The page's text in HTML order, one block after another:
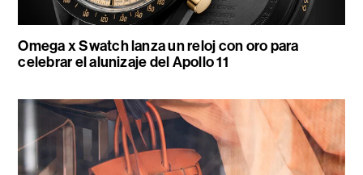
Omega x Swatch lanza un reloj con oro para
celebrar el alunizaje del Apollo 11